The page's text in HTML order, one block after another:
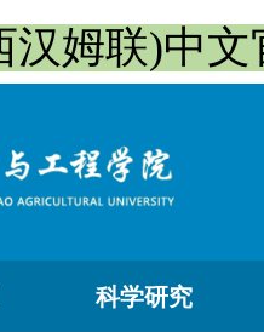
汉姆联)中文
科学研究